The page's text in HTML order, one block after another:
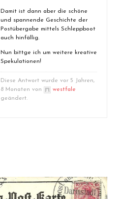
Damit ist dann aber die schöne
und spannende Geschichte der
Postübergabe mittels Schleppboot
auch hinfällig.
Nun bittge ich um weitere kreative
Spekulationen!
Diese Antwort wurde vor 5 Jahren,
8 Monaten von
westfale
geändert.